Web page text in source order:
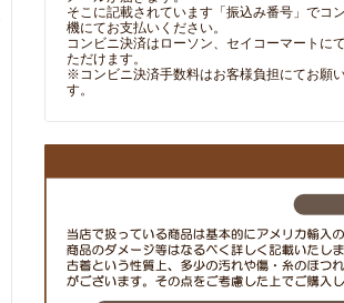
そこに記載されています「振込み番号」でコ
機にてお支払いください。
コンビニ決済はローソン、セイコーマートに
ただけます。
※コンビニ決済手数料はお客様負担にてお願
す。